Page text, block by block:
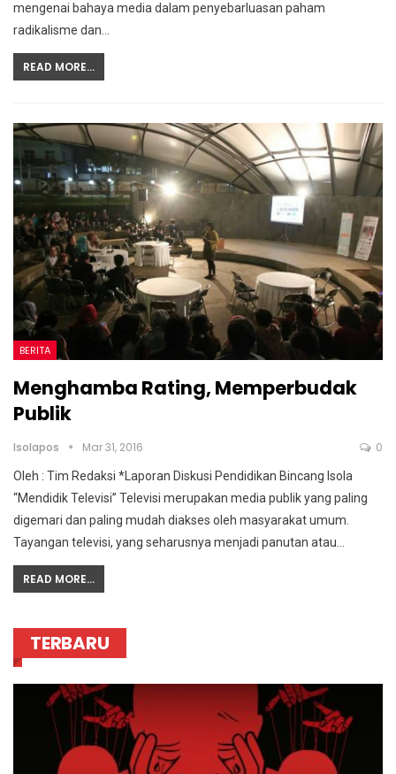
mengenai bahaya media dalam penyebarluasan paham
radikalisme dan…
READ MORE...
BERITA
Menghamba Rating, Memperbudak
Publik
Isolapos Mar 31, 2016 0
Oleh : Tim Redaksi *Laporan Diskusi Pendidikan Bincang Isola
“Mendidik Televisi” Televisi merupakan media publik yang paling
digemari dan paling mudah diakses oleh masyarakat umum.
Tayangan televisi, yang seharusnya menjadi panutan atau…
READ MORE...
TERBARU